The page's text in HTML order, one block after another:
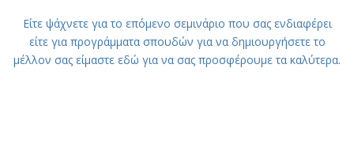
Είτε ψάχνετε για το επόμενο σεμινάριο που σας ενδιαφέρει
είτε για προγράμματα σπουδών για να δημιουργήσετε το
μέλλον σας είμαστε εδώ για να σας προσφέρουμε τα καλύτερα.